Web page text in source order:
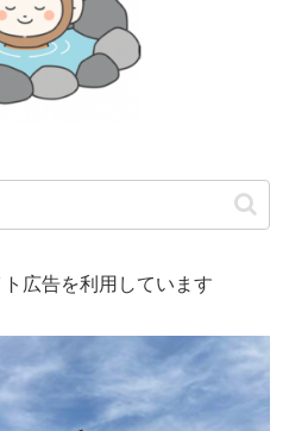
広告を利用しています